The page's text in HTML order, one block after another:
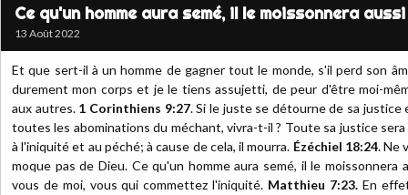
Ce qu'un homme aura semé, il le moissonnera aussi
13 Août 2022
Et que sert-il à un homme de gagner tout le monde, s'il perd son
durement mon corps et je le tiens assujetti, de peur d'être moi-
aux autres. 1 Corinthiens 9:27. Si le juste se détourne de sa
toutes les abominations du méchant, vivra-t-il ? Toute sa justice
à l'iniquité et au péché; à cause de cela, il mourra. Ézéchiel 18:24. Ne
moque pas de Dieu. Ce qu'un homme aura semé, il le moissonnera
vous de moi, vous qui commettez l'iniquité. Matthieu 7:23.En